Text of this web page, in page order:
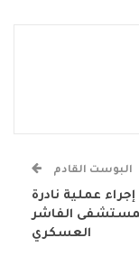
البوست القادم
إجراء عملية نادرة
الفاشر
العسكري